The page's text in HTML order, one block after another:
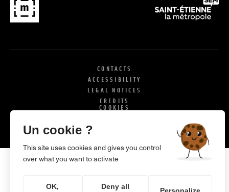
CONTACTS
ACCESSIBILITY
LEGAL NOTICES
CREDITS
COOKIES
Un cookie ?
This site uses cookies and gives you control
over what you want to activate
OK,
Deny all